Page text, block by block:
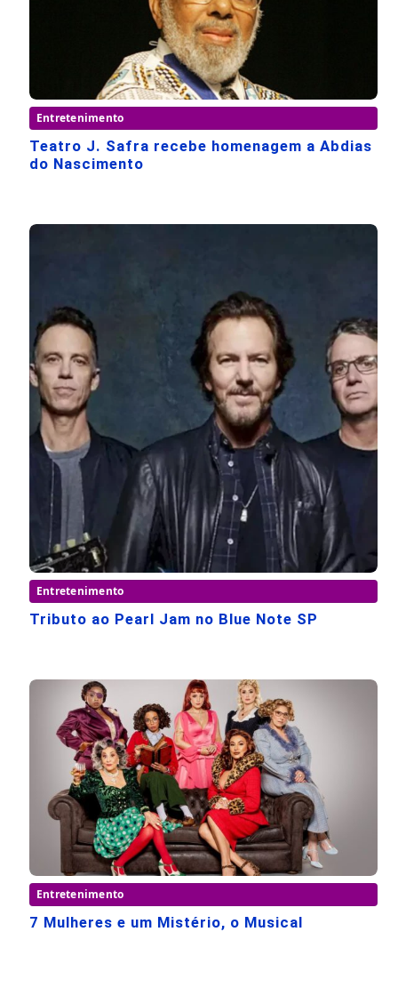
Entretenimento
Teatro J. Safra recebe homenagem a Abdias
do Nascimento
Entretenimento
Tributo ao Pearl Jam no Blue Note SP
Entretenimento
7 Mulheres e um Mistério, o Musical